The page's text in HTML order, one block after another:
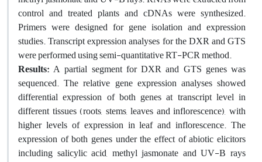
control and treated plants and cDNAs were synthesized.
Primers were designed for gene isolation and expression
studies. Transcript expression analyses for the DXR and GTS
were performed using semi-quantitative RT-PCR method.
Results: A partial segment for DXR and GTS genes was
sequenced. The relative gene expression analyses showed
differential expression of both genes at transcript level in
different tissues (roots, stems, leaves and inflorescence), with
higher levels of expression in leaf and inflorescence. The
expression of both genes under the effect of abiotic elicitors
including salicylic acid, methyl jasmonate and UV-B rays